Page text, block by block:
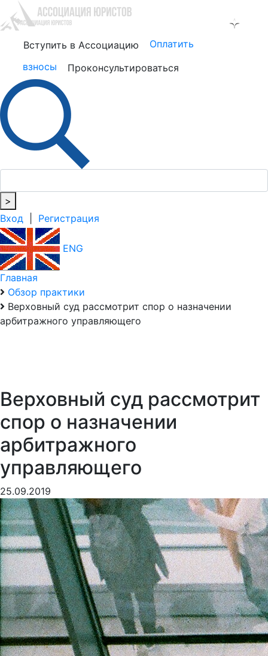
Вступить в Ассоциацию
Оплатить
взносы
Проконсультироваться
>
Вход
Регистрация
ENG
Главная
Обзор практики
Верховный суд рассмотрит спор о назначении
арбитражного управляющего
Верховный суд рассмотрит
спор о назначении
арбитражного
управляющего
25.09.2019